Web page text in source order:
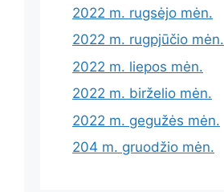
2022 m. rugsėjo mėn.
2022 m. rugpjūčio mėn.
2022 m. liepos mėn.
2022 m. birželio mėn.
2022 m. gegužės mėn.
204 m. gruodžio mėn.